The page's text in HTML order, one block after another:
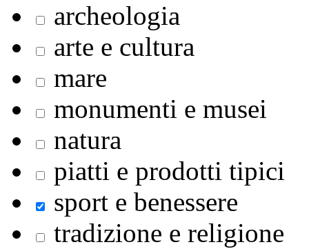
archeologia
arte e cultura
mare
monumenti e musei
natura
piatti e prodotti tipici
sport e benessere
tradizione e religione